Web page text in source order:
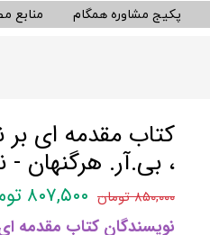
کتب حوزه توسعه فردی
کتب انگیزشی و موفقیت
کتب رمان برگزیده
کتب زندگی زناشویی و ازدواج
پکیج مشاوره همگام
منابع
کتاب مقدمه ای بر
، بی.آر. هرگنهان -
۸۵۰,۰۰۰ تومان ۸۰۷,۵۰۰ تومان
نویسندگان کتاب مقدمه